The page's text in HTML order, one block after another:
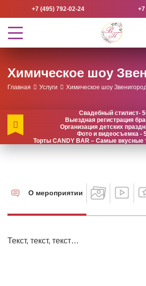
+7 (495) 792-02-24
Химическое шоу
Главная Услуги Химическое шоу
Свадебный стилист-
Выездная регистрация
Организация детских
Фото и видеосъемка -
Торты CANDY BAR – Самые вкусные
О мероприятии
Текст, текст, текст…